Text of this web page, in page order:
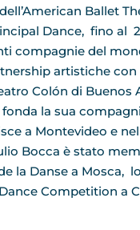
Ballet
Dance, fino al
compagnie del
artistiche con
Colón di Buenos
la sua
a Montevideo e nel
Bocca è stato
la Danse a Mosca,
Competition a